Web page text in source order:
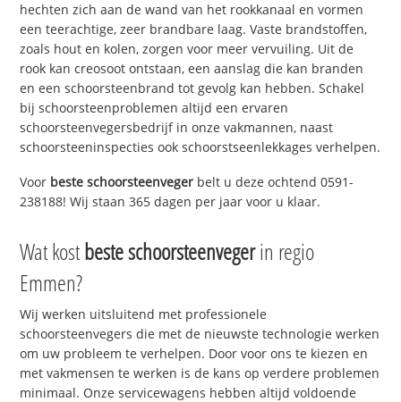
hechten zich aan de wand van het rookkanaal en vormen
een teerachtige, zeer brandbare laag. Vaste brandstoffen,
zoals hout en kolen, zorgen voor meer vervuiling. Uit de
rook kan creosoot ontstaan, een aanslag die kan branden
en een schoorsteenbrand tot gevolg kan hebben. Schakel
bij schoorsteenproblemen altijd een ervaren
schoorsteenvegersbedrijf in onze vakmannen, naast
schoorsteeninspecties ook schoorstseenlekkages verhelpen.
Voor beste schoorsteenveger belt u deze ochtend 0591-
238188! Wij staan 365 dagen per jaar voor u klaar.
Wat kostbeste schoorsteenvegerin regio
Emmen?
Wij werken uitsluitend met professionele
schoorsteenvegers die met de nieuwste technologie werken
om uw probleem te verhelpen. Door voor ons te kiezen en
met vakmensen te werken is de kans op verdere problemen
minimaal. Onze servicewagens hebben altijd voldoende